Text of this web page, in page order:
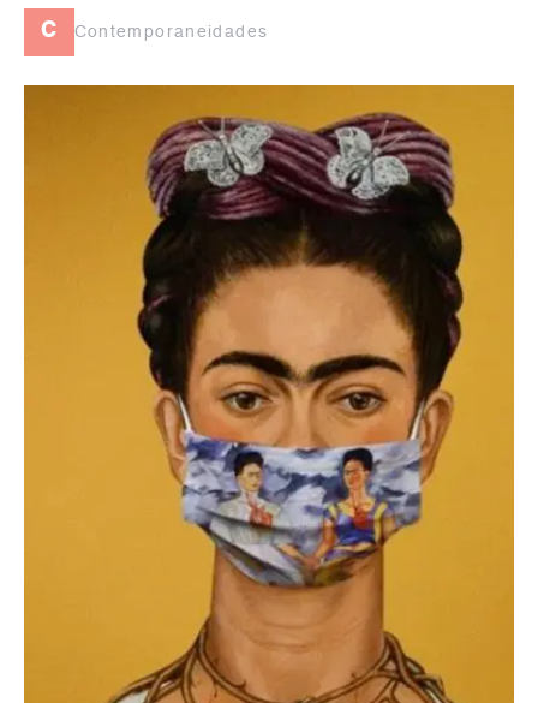
c Contemporaneidades